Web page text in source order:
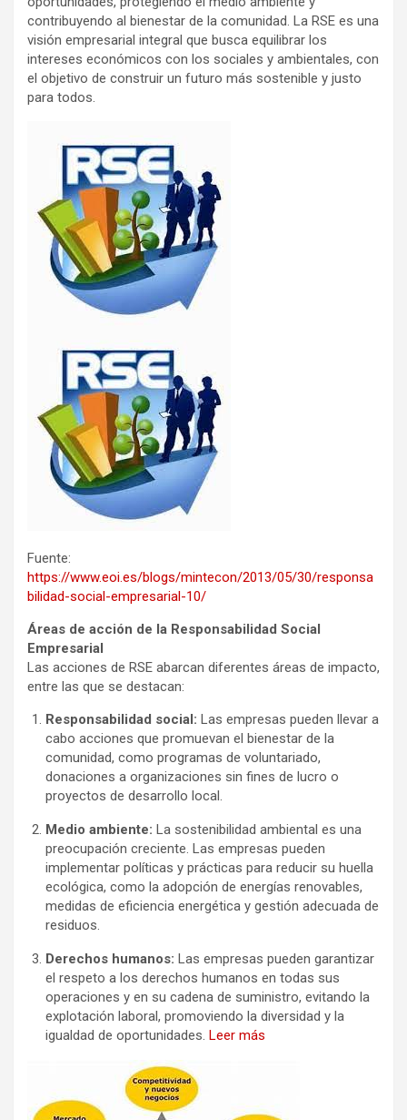
contribuyendo al bienestar de la comunidad. La RSE es una
visión empresarial integral que busca equilibrar los
intereses económicos con los sociales y ambientales, con
el objetivo de construir un futuro más sostenible y justo
para todos.
Fuente:
https://www.eoi.es/blogs/mintecon/2013/05/30/responsa
bilidad-social-empresarial-10/
Áreas de acción de la Responsabilidad Social
Empresarial
Las acciones de RSE abarcan diferentes áreas de impacto,
entre las que se destacan:
Responsabilidad social: Las empresas pueden llevar a
cabo acciones que promuevan el bienestar de la
comunidad, como programas de voluntariado,
donaciones a organizaciones sin fines de lucro o
proyectos de desarrollo local.
Medio ambiente: La sostenibilidad ambiental es una
preocupación creciente. Las empresas pueden
implementar políticas y prácticas para reducir su huella
ecológica, como la adopción de energías renovables,
medidas de eficiencia energética y gestión adecuada de
residuos.
Derechos humanos: Las empresas pueden garantizar
el respeto a los derechos humanos en todas sus
operaciones y en su cadena de suministro, evitando la
explotación laboral, promoviendo la diversidad y la
igualdad de oportunidades. Leer más